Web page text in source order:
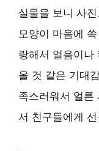
실물을 보니 사
모양이 마음에
랑해서 얼음이나
올 것 같은 기대
족스러워서 얼른
서 친구들에게